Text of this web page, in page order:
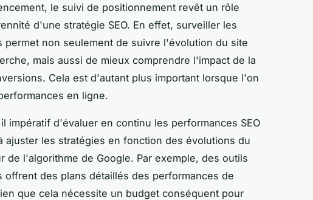
le suivi de positionnement revêt un rôle
d'une stratégie SEO. En effet, surveiller les
non seulement de suivre l'évolution du site
mais aussi de mieux comprendre l'impact de la
Cela est d'autant plus important lorsque l'on
en ligne.
impératif d'évaluer en continu les performances SEO
ajuster les stratégies en fonction des évolutions du
de l'algorithme de Google. Par exemple, des outils
offrent des plans détaillés des performances de
que cela nécessite un budget conséquent pour